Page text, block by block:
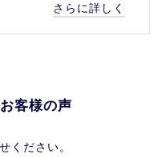
さらに詳しく
客様の声
ください。